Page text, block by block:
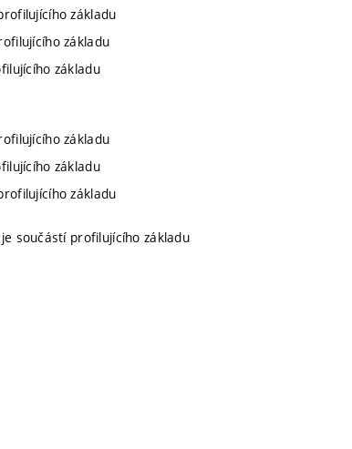
základu
základu
základu
základu
základu
základu
součástí profilujícího základu